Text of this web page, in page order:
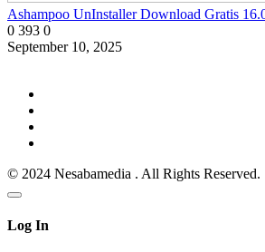
Ashampoo UnInstaller Download Gratis
0 393 0
September 10, 2025
© 2024 Nesabamedia . All Rights Reserved.
Log In